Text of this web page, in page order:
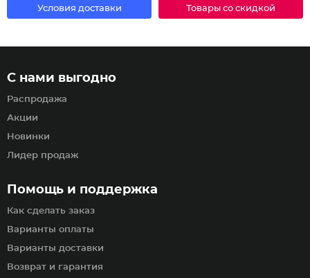
Условия доставки Товары со скидкой
Помощь и поддержка
Как сделать заказ
Варианты оплаты
Варианты доставки
Возврат и гарантия
С нами выгодно
Распродажа
Акции
Новинки
Лидер продаж